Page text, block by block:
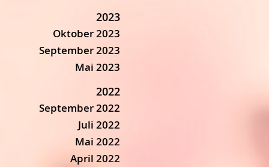
2023
Oktober 2023
September 2023
Mai 2023
2022
September 2022
Juli 2022
Mai 2022
April 2022